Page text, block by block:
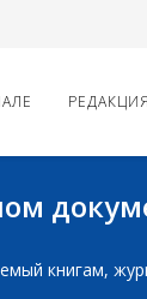
РЕДАКЦИЯ
книгам,